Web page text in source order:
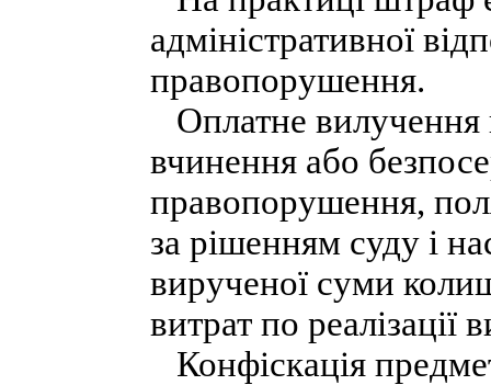
адміністративної
правопорушення.
Оплатне вилучення
вчинення або
правопорушення,
за рішенням суду і
вирученої суми
витрат по реалізації
Конфіскація